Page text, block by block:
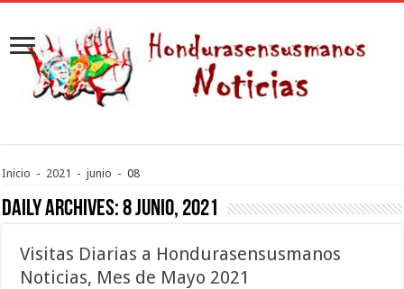
Inicio - 2021 - junio - 08
Daily Archives:8 junio, 2021
Visitas Diarias a Hondurasensusmanos
Noticias, Mes de Mayo 2021